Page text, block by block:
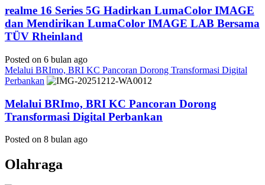
realme 16 Series 5G Hadirkan LumaColor IMAGE
dan Mendirikan LumaColor IMAGE LAB Bersama
TÜV Rheinland
Posted on 6 bulan ago
Melalui BRImo, BRI KC Pancoran Dorong Transformasi Digital
Perbankan
Melalui BRImo, BRI KC Pancoran Dorong
Transformasi Digital Perbankan
Posted on 8 bulan ago
Olahraga